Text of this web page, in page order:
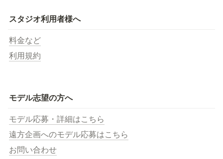
スタジオ利用者様へ
料金など
利用規約
モデル志望の方へ
モデル応募・詳細はこちら
遠方企画へのモデル応募はこちら
お問い合わせ